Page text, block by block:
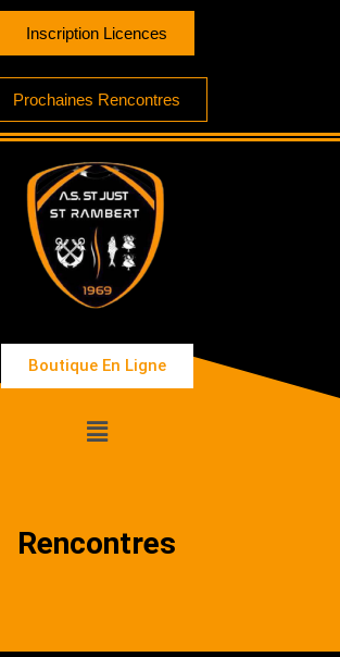
Inscription Licences
Prochaines Rencontres
Boutique En Ligne
Rencontres